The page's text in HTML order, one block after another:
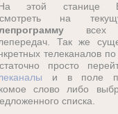
этой станице
на
всех
Так же
телеканалов
просто
и в поле
слово либо
списка.